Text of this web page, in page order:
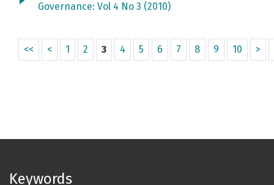
Governance: Vol 4 No 3 (2010)
<< < 1 2 3 4 5 6 7 8 9 10 >
Keywords